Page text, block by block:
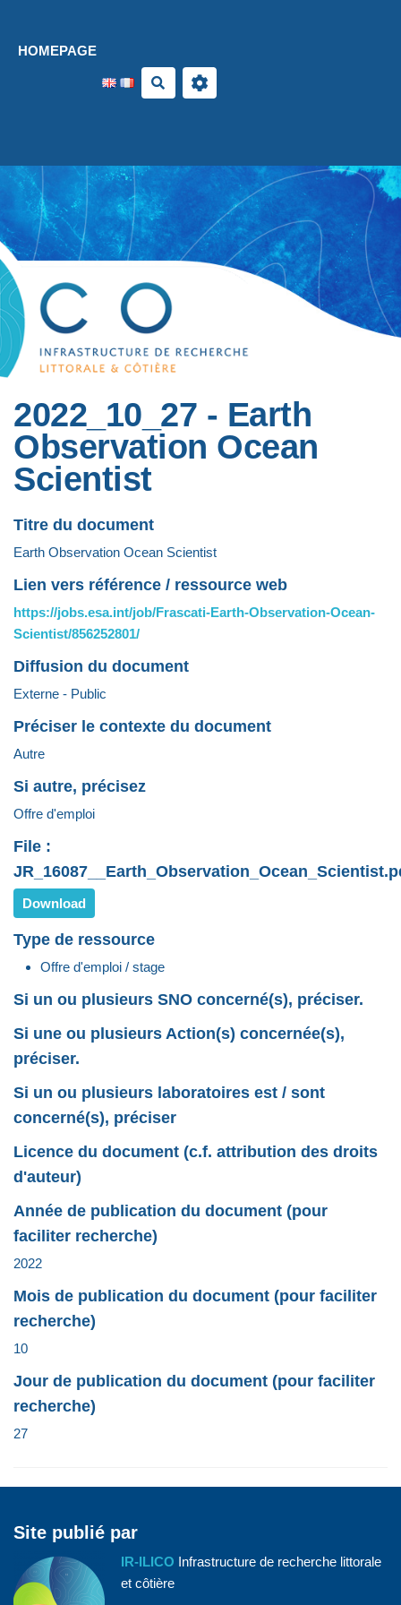
HOMEPAGE
Search
2022_10_27 - Earth
Observation Ocean
Scientist
Titre du document
Earth Observation Ocean Scientist
Lien vers référence / ressource web
https://jobs.esa.int/job/Frascati-Earth-Observation-Ocean-
Scientist/856252801/
Diffusion du document
Externe - Public
Préciser le contexte du document
Autre
Si autre, précisez
Offre d'emploi
File :
Download
Type de ressource
Offre d'emploi / stage
Si un ou plusieurs SNO concerné(s), préciser.
Si une ou plusieurs Action(s) concernée(s),
préciser.
Si un ou plusieurs laboratoires est / sont
concerné(s), préciser
Licence du document (c.f. attribution des droits
d'auteur)
Année de publication du document (pour
faciliter recherche)
2022
Mois de publication du document (pour faciliter
recherche)
10
Jour de publication du document (pour faciliter
recherche)
27
Site publié par
IR-ILICO Infrastructure de recherche littorale
et côtière